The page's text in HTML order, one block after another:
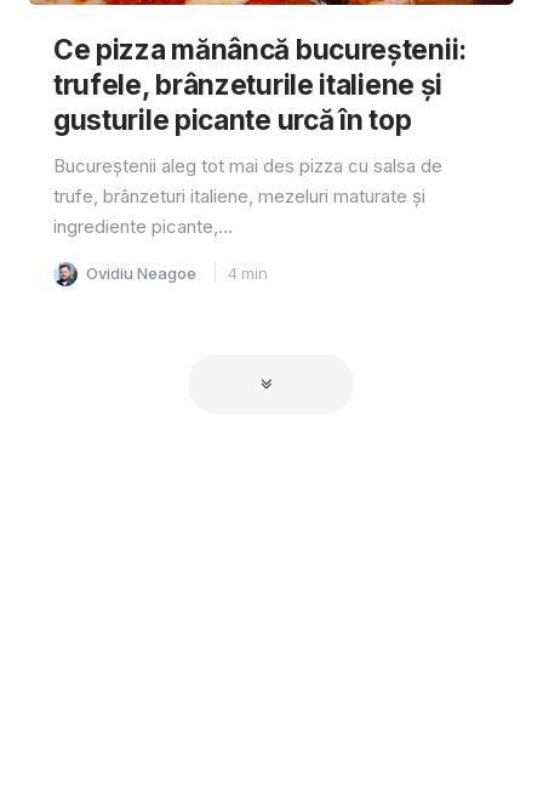
Ce pizza mănâncă bucureștenii:
trufele, brânzeturile italiene și
gusturile picante urcă în top
Bucureștenii aleg tot mai des pizza cu salsa de
trufe, brânzeturi italiene, mezeluri maturate și
ingrediente picante,...
Ovidiu Neagoe 4 min